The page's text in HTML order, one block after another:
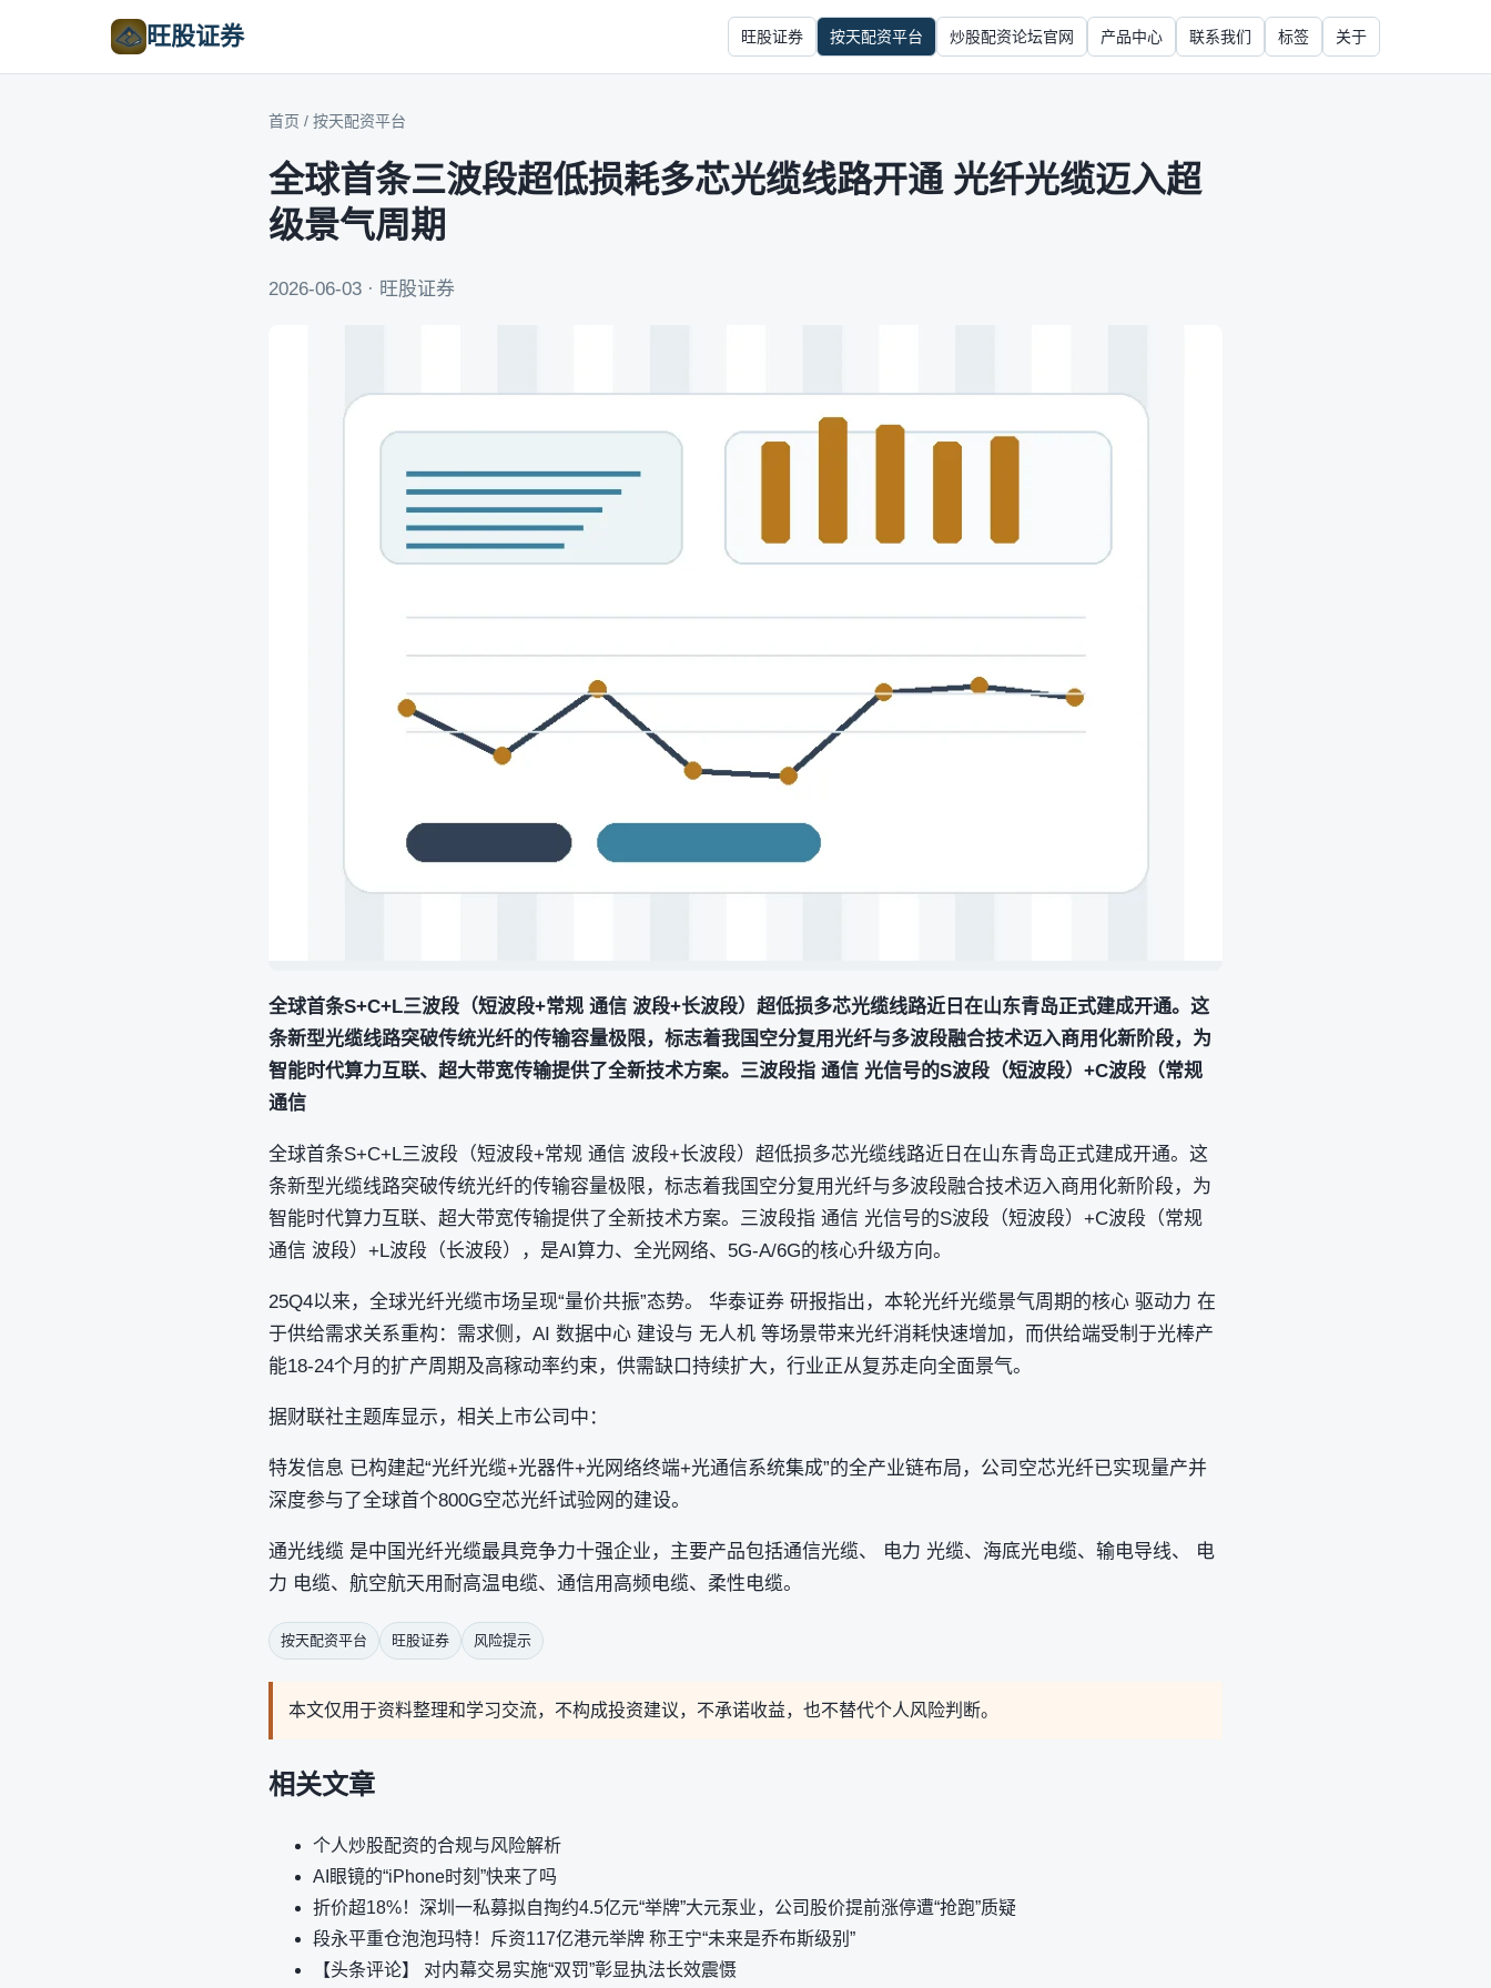
旺股证券 旺股证券 按天配资平台 炒股配资论坛官网 产品中心 联系我们 标签 关于
首页 / 按天配资平台
全球首条三波段超低损耗多芯光缆线路开通 光纤光缆迈入超
级景气周期
2026-06-03 · 旺股证券
全球首条S+C+L三波段（短波段+常规 通信 波段+长波段）超低损多芯光缆线路近日在山东青岛正式建成开通。这
条新型光缆线路突破传统光纤的传输容量极限，标志着我国空分复用光纤与多波段融合技术迈入商用化新阶段，为
智能时代算力互联、超大带宽传输提供了全新技术方案。三波段指 通信 光信号的S波段（短波段）+C波段（常规
通信
全球首条S+C+L三波段（短波段+常规 通信 波段+长波段）超低损多芯光缆线路近日在山东青岛正式建成开通。这
条新型光缆线路突破传统光纤的传输容量极限，标志着我国空分复用光纤与多波段融合技术迈入商用化新阶段，为
智能时代算力互联、超大带宽传输提供了全新技术方案。三波段指 通信 光信号的S波段（短波段）+C波段（常规
通信 波段）+L波段（长波段），是AI算力、全光网络、5G-A/6G的核心升级方向。
25Q4以来，全球光纤光缆市场呈现“量价共振”态势。 华泰证券 研报指出，本轮光纤光缆景气周期的核心 驱动力 在
于供给需求关系重构：需求侧，AI 数据中心 建设与 无人机 等场景带来光纤消耗快速增加，而供给端受制于光棒产
能18-24个月的扩产周期及高稼动率约束，供需缺口持续扩大，行业正从复苏走向全面景气。
据财联社主题库显示，相关上市公司中：
特发信息 已构建起“光纤光缆+光器件+光网络终端+光通信系统集成”的全产业链布局，公司空芯光纤已实现量产并
深度参与了全球首个800G空芯光纤试验网的建设。
通光线缆 是中国光纤光缆最具竞争力十强企业，主要产品包括通信光缆、 电力 光缆、海底光电缆、输电导线、 电
力 电缆、航空航天用耐高温电缆、通信用高频电缆、柔性电缆。
按天配资平台 旺股证券 风险提示
本文仅用于资料整理和学习交流，不构成投资建议，不承诺收益，也不替代个人风险判断。
相关文章
个人炒股配资的合规与风险解析
AI眼镜的“iPhone时刻”快来了吗
折价超18%！深圳一私募拟自掏约4.5亿元“举牌”大元泵业，公司股价提前涨停遭“抢跑”质疑
段永平重仓泡泡玛特！斥资117亿港元举牌 称王宁“未来是乔布斯级别”
【头条评论】 对内幕交易实施“双罚”彰显执法长效震慑